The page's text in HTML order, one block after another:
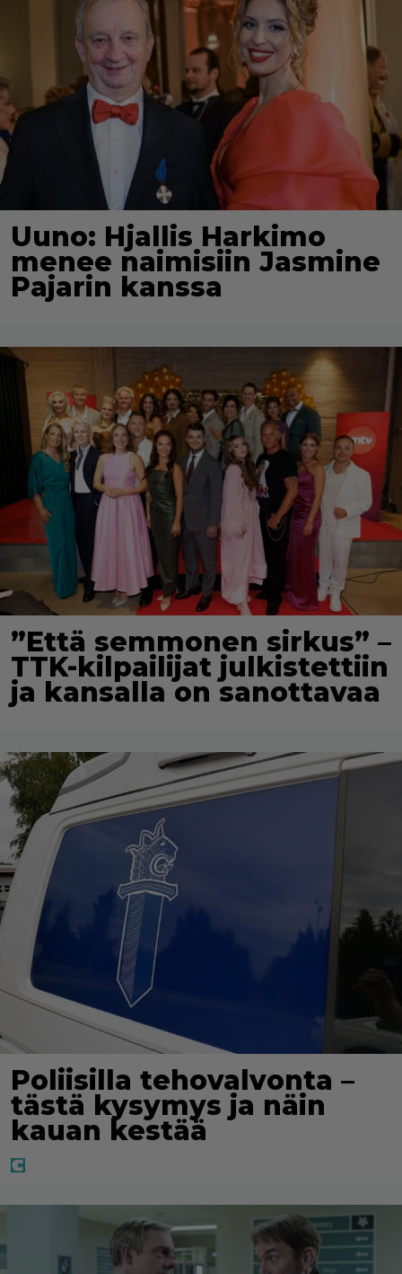
Uuno: Hjallis Harkimo
menee naimisiin Jasmine
Pajarin kanssa
”Että semmonen sirkus” –
TTK-kilpailijat julkistettiin
ja kansalla on sanottavaa
Poliisilla tehovalvonta –
tästä kysymys ja näin
kauan kestää